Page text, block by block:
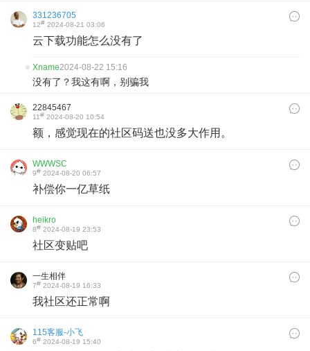
331236705
12# 2024-08-21 03:06
云下载功能怎么没有了
Xname2024-08-22 15:16
没有了？我这有啊，别骗我
22845467
11# 2024-08-20 10:54
额，感觉现在的社区码送也没多大作用。
WWWSC
9# 2024-08-20 06:57
补偿你一亿草纸
heikro
8# 2024-08-19 23:53
社区变贴吧
一生相伴
7# 2024-08-19 16:33
我社区还正常啊
115客服-小飞
6# 2024-08-19 15:40